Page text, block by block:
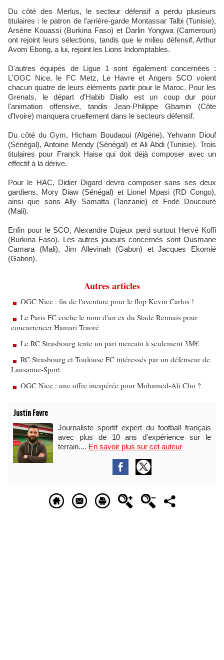
Du côté des Merlus, le secteur défensif a perdu plusieurs
titulaires : le patron de l'arrière-garde Montassar Talbi (Tunisie),
Arsène Kouassi (Burkina Faso) et Darlin Yongwa (Cameroun)
ont rejoint leurs sélections, tandis que le milieu défensif, Arthur
Avom Ebong, a lui, rejoint les Lions Indomptables.​
D'autres équipes de Ligue 1 sont également concernées :
L'OGC Nice, le FC Metz, Le Havre et Angers SCO voient
chacun quatre de leurs éléments partir pour le Maroc. Pour les
Grenats, le départ d'Habib Diallo est un coup dur pour
l'animation offensive, tandis Jean-Philippe Gbamin (Côte
d’Ivoire) manquera cruellement dans le secteurs défensif.
Du côté du Gym, Hicham Boudaoui (Algérie), Yehvann Diouf
(Sénégal), Antoine Mendy (Sénégal) et Ali Abdi (Tunisie). Trois
titulaires pour Franck Haise qui doit déjà composer avec un
effectif à la dérive.
Pour le HAC, Didier Digard devra composer sans ses deux
gardiens, Mory Diaw (Sénégal) et Lionel Mpasi (RD Congo),
ainsi que sans Ally Samatta (Tanzanie) et Fodé Doucouré
(Mali).
Enfin pour le SCO, Alexandre Dujeux perd surtout Hervé Koffi
(Burkina Faso). Les autres joueurs concernés sont Ousmane
Camara (Mali), Jim Allevinah (Gabon) et Jacques Ekomié
(Gabon).
Autres articles
OGC Nice : fin de l'aventure pour le flop Kevin Carlos !
Le Paris FC coche le nom d'un ex du Stade Rennais pour
concurrencer Hamari Traoré
Le RC Strasbourg tente un pari mercato à seulement 3M€
RC Strasbourg et Toulouse FC intéressés par un défenseur de
Lausanne-Sport
OGC Nice : une offre inespérée pour Mohamed-Ali Cho ?
Justin Favre
Journaliste sportif expert du football français
avec plus de 10 ans d'expérience sur le
terrain.... En savoir plus sur cet auteur